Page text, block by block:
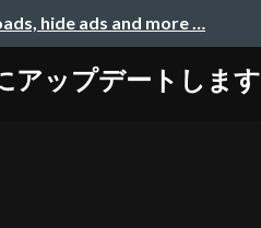
hide ads and more …
アップデートします